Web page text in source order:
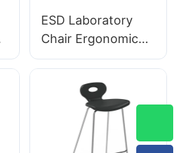
ESD Laboratory
Chair Ergonomic
PU ryggstöddesign
aluminiumbas för
utökat labbarbete